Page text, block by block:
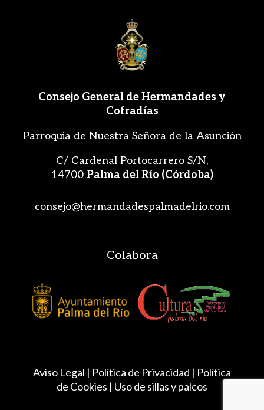
Consejo General de Hermandades y
Cofradías
Parroquia de Nuestra Señora de la Asunción
C/ Cardenal Portocarrero S/N,
14700 Palma del Río (Córdoba)
consejo@hermandadespalmadelrio.com
Colabora
Aviso Legal | Política de Privacidad | Política
de Cookies | Uso de sillas y palcos